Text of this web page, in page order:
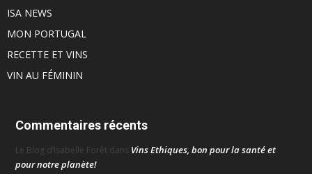
ISA NEWS
MON PORTUGAL
RECETTE ET VINS
VIN AU FÉMININ
Commentaires récents
Le Blog d’Isabelle Forêt dans Vins Ethiques, bon pour la santé et
pour notre planète!